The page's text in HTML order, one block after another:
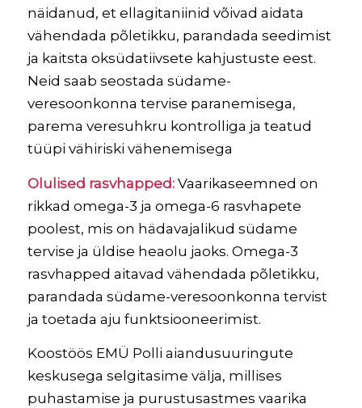
näidanud, et ellagitaniinid võivad aidata
vähendada põletikku, parandada seedimist
ja kaitsta oksüdatiivsete kahjustuste eest.
Neid saab seostada südame-
veresoonkonna tervise paranemisega,
parema veresuhkru kontrolliga ja teatud
tüüpi vähiriski vähenemisega
Olulised rasvhapped:Vaarikaseemned on
rikkad omega-3 ja omega-6 rasvhapete
poolest, mis on hädavajalikud südame
tervise ja üldise heaolu jaoks. Omega-3
rasvhapped aitavad vähendada põletikku,
parandada südame-veresoonkonna tervist
ja toetada aju funktsiooneerimist.
Koostöös EMÜ Polli aiandusuuringute
keskusega selgitasime välja, millises
puhastamise ja purustusastmes vaarika